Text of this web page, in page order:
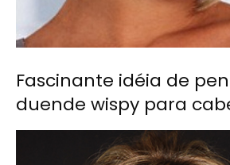
Fascinante idéia de
duende wispy para